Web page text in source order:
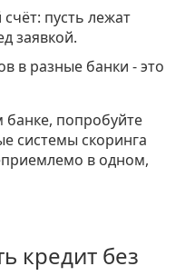
пусть лежат
заявкой.
в разные банки - это
банке, попробуйте
системы скоринга
в одном,
кредит без